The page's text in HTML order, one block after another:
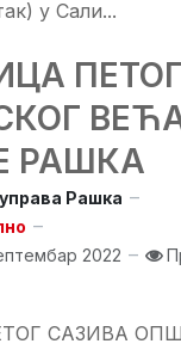
у Сали...
РАШКА
Рашка
2022
САЗИВА